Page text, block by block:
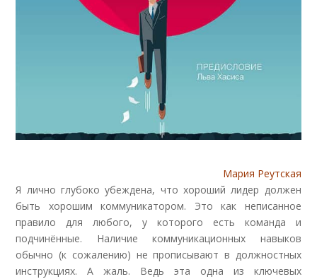
Мария Реутская
Я лично глубоко убеждена, что хороший лидер должен
быть хорошим коммуникатором. Это как неписанное
правило для любого, у которого есть команда и
подчинённые. Наличие коммуникационных навыков
обычно (к сожалению) не прописывают в должностных
инструкциях. А жаль. Ведь эта одна из ключевых